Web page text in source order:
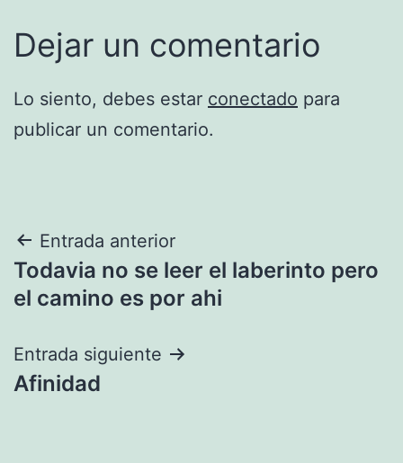
Dejar un comentario
Lo siento, debes estar conectado para
publicar un comentario.
Navegación
de
Entrada anterior
Todavia no se leer el laberinto pero
el camino es por ahi
Entrada siguiente
Afinidad